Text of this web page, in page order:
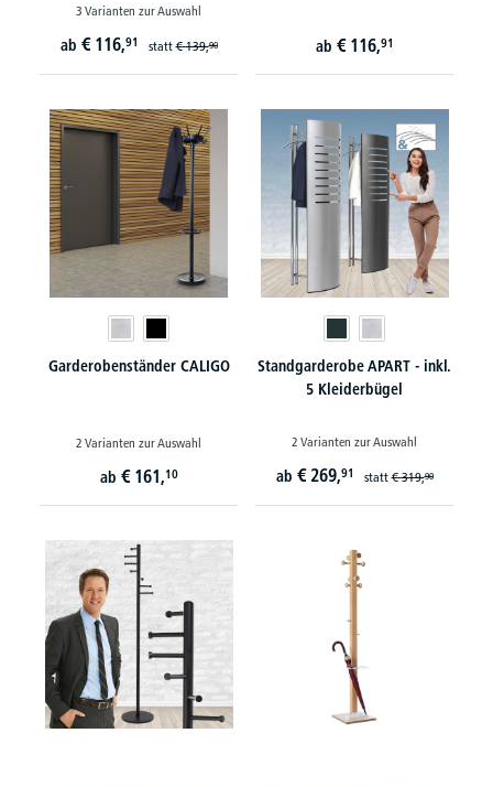
3 Varianten zur Auswahl
ab € 116,91 statt€ 139,90 ab € 116,91
Garderobenständer CALIGO
2 Varianten zur Auswahl
ab € 161,10
Standgarderobe APART - inkl.
5 Kleiderbügel
2 Varianten zur Auswahl
ab € 269,91 statt€ 319,90